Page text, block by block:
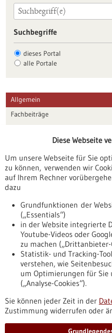
Suchbegriffe
dieses Portal
alle Portale
Allgemein
Fachbeiträge
Veranstaltungen
Erscheinungsdatum
Nach oben
Informiert bleiben
Newsletter abonnieren
Diese Webseite
Um unsere Webseite für Sie
zu können, verwenden wir
auf Ihrem Rechner
dazu
Grundfunktionen der
(„Essentials“)
in der Website integrierte
Youtube-Videos oder
zu machen („Drittanbieter-
Statistik- und Tracking-
verstehen, wie
um Optimierungen für Sie
(„Analyse-Cookies“).
Sie können jeder Zeit in der
Zustimmung widerrufen oder